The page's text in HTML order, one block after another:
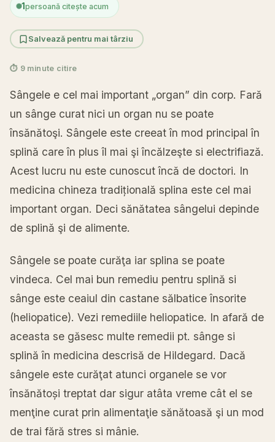
1persoană citește acum
Salvează pentru mai târziu
⏱ 9 minute citire
Sângele e cel mai important „organ” din corp. Fară
un sânge curat nici un organ nu se poate
însănătoşi. Sângele este creeat în mod principal în
splină care în plus îl mai şi încălzeşte si electrifiază.
Acest lucru nu este cunoscut încă de doctori. In
medicina chineza tradițională splina este cel mai
important organ. Deci sănătatea sângelui depinde
de splină şi de alimente.
Sângele se poate curăţa iar splina se poate
vindeca. Cel mai bun remediu pentru splină si
sânge este ceaiul din castane sălbatice însorite
(heliopatice). Vezi remediile heliopatice. In afară de
aceasta se găsesc multe remedii pt. sânge si
splină în medicina descrisă de Hildegard. Dacă
sângele este curăţat atunci organele se vor
însănătoși treptat dar sigur atâta vreme cât el se
menţine curat prin alimentaţie sănătoasă şi un mod
de trai fără stres si mânie.